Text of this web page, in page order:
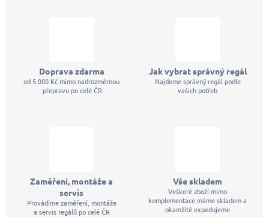
Doprava zdarma
od 5 000 Kč mimo nadrozměrnou
přepravu po celé ČR
Jak vybrat správný regál
Najdeme správný regál podle
vašich potřeb
Zaměření, montáže a
servis
Provádíme zaměření, montáže
a servis regálů po celé ČR
Vše skladem
Veškeré zboží mimo
komplementace máme skladem a
okamžitě expedujeme